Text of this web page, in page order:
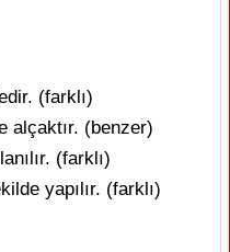
(farklı)
alçaktır. (benzer)
(farklı)
yapılır. (farklı)